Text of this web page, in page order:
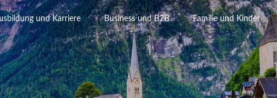
und Karriere Business und B2B Familie und Kinder